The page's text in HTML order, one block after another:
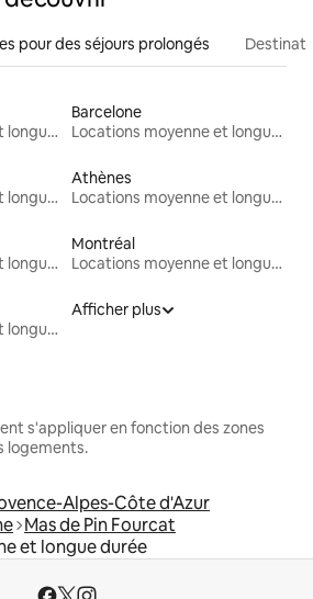
pour des séjours prolongés
Locations moyenne et longue durée
Barcelone
Locations moyenne et longue durée
Locations moyenne et longue durée
Athènes
Locations moyenne et longue durée
Locations moyenne et longue durée
Montréal
Locations moyenne et longue durée
Locations moyenne et longue durée
Afficher plus
s'appliquer en fonction des zones
logements.
Alpes-Côte d'Azur
Mas de Pin Fourcat
et longue durée